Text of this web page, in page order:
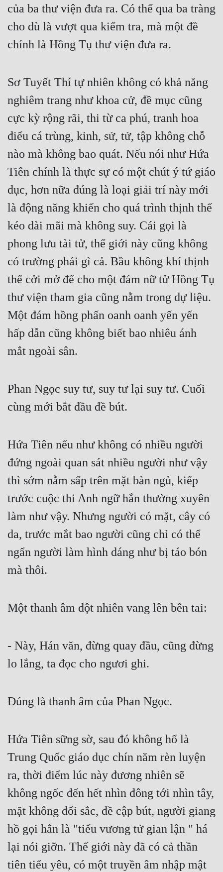
Đẹp Hiệp
Cơ Trí
Sát Phạt Quyết Đoán
Vô Sỉ
của ba thư viện đưa ra. Có thể qua ba tràng
cho dù là vượt qua kiểm tra, mà một đề
chính là Hồng Tụ thư viện đưa ra.
Sơ Tuyết Thí tự nhiên không có khả năng
nghiêm trang như khoa cử, đề mục cũng
cực kỳ rộng rãi, thi từ ca phú, tranh hoa
điểu cá trùng, kinh, sử, tử, tập không chỗ
nào mà không bao quát. Nếu nói như Hứa
Tiên chính là thực sự có một chút ý tứ giáo
dục, hơn nữa đúng là loại giải trí này mới
là động năng khiến cho quá trình thịnh thế
kéo dài mãi mà không suy. Cái gọi là
phong lưu tài tử, thế giới này cũng không
có trường phái gì cả. Bầu không khí thịnh
thế cởi mở để cho một đám nữ tử Hồng Tụ
thư viện tham gia cũng nằm trong dự liệu.
Một đám hồng phấn oanh oanh yến yến
hấp dẫn cũng không biết bao nhiêu ánh
mắt ngoài sân.
Phan Ngọc suy tư, suy tư lại suy tư. Cuối
cùng mới bắt đầu đề bút.
Hứa Tiên nếu như không có nhiều người
đứng ngoài quan sát nhiều người như vậy
thì sớm nằm sấp trên mặt bàn ngủ, kiếp
trước cuộc thi Anh ngữ hắn thường xuyên
làm như vậy. Nhưng người có mặt, cây có
da, trước mắt bao người cũng chỉ có thể
ngẩn người làm hình dáng như bị táo bón
mà thôi.
Một thanh âm đột nhiên vang lên bên tai:
- Này, Hán văn, đừng quay đầu, cũng đừng
lo lắng, ta đọc cho ngươi ghi.
Đúng là thanh âm của Phan Ngọc.
Hứa Tiên sững sờ, sau đó không hổ là
Trung Quốc giáo dục chín năm rèn luyện
ra, thời điểm lúc này đương nhiên sẽ
không ngốc đến hết nhìn đông tới nhìn tây,
mặt không đổi sắc, đề cập bút, người giang
hồ gọi hắn là "tiểu vương tử gian lận " há
lại nói giỡn. Thế giới này đã có cả thần
tiên tiểu yêu, có một truyền âm nhập mật